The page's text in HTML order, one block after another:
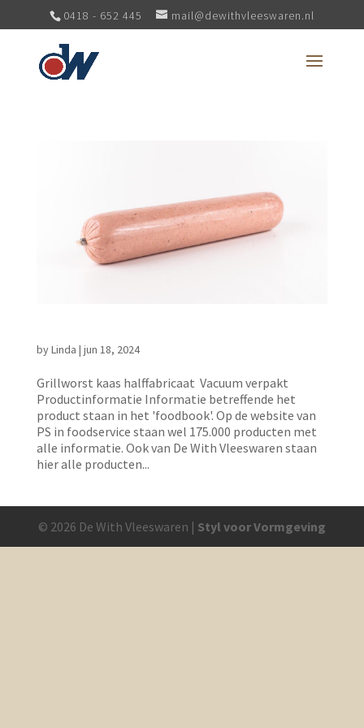
0418 - 652 445 mail@dewithvleeswaren.nl
byLinda | jun 18, 2024
Grillworst kaas halffabricaat Vacuum verpakt
Productinformatie Informatie betreffende het
product staan in het 'foodbook'. Op de website van
PS in foodservice staan wel 175.000 producten met
alle informatie. Ook van De With Vleeswaren staan
hier alle producten...
© 2026 De With Vleeswaren | Styl voor Vormgeving